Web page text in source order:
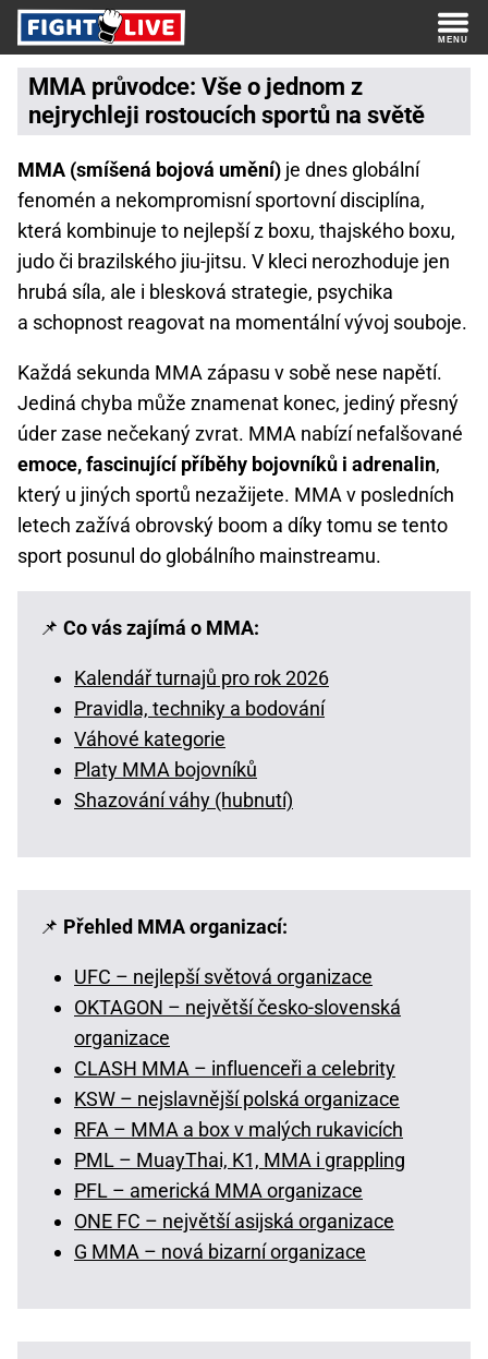
MMA průvodce: Vše o jednom z
nejrychleji rostoucích sportů na světě
MMA (smíšená bojová umění) je dnes globální
fenomén a nekompromisní sportovní disciplína,
která kombinuje to nejlepší z boxu, thajského boxu,
judo či brazilského jiu-jitsu. V kleci nerozhoduje jen
hrubá síla, ale i blesková strategie, psychika
a schopnost reagovat na momentální vývoj souboje.
Každá sekunda MMA zápasu v sobě nese napětí.
Jediná chyba může znamenat konec, jediný přesný
úder zase nečekaný zvrat. MMA nabízí nefalšované
emoce, fascinující příběhy bojovníků i adrenalin,
který u jiných sportů nezažijete. MMA v posledních
letech zažívá obrovský boom a díky tomu se tento
sport posunul do globálního mainstreamu.
📌 Co vás zajímá o MMA:
Kalendář turnajů pro rok 2026
Pravidla, techniky a bodování
Váhové kategorie
Platy MMA bojovníků
Shazování váhy (hubnutí)
📌 Přehled MMA organizací:
UFC – nejlepší světová organizace
OKTAGON – největší česko-slovenská
organizace
CLASH MMA – influenceři a celebrity
KSW – nejslavnější polská organizace
RFA – MMA a box v malých rukavicích
PML – MuayThai, K1, MMA i grappling
PFL – americká MMA organizace
ONE FC – největší asijská organizace
G MMA – nová bizarní organizace